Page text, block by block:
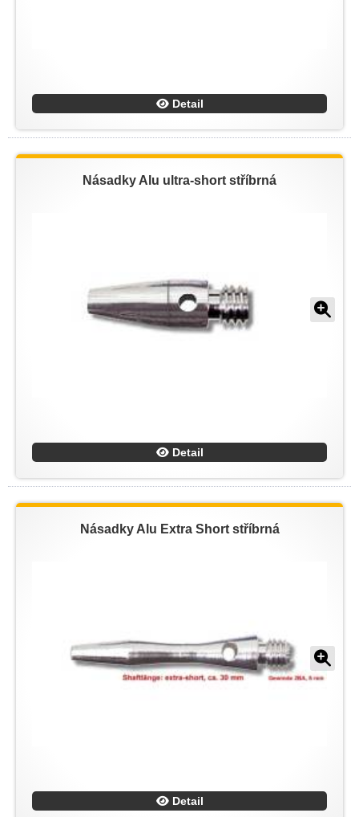
Detail
Násadky Alu ultra-short stříbrná
Detail
Násadky Alu Extra Short stříbrná
Detail